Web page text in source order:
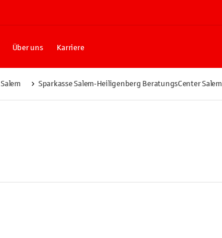
Über uns Karriere
Salem Sparkasse Salem-Heiligenberg BeratungsCenter Salem